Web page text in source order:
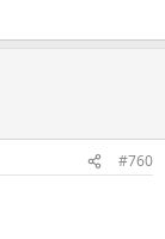
#760